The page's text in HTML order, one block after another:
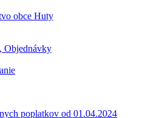
obce Huty
Objednávky
poplatkov od 01.04.2024